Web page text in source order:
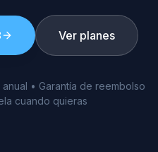
Ver planes
• Garantía de reembolso
cuando quieras